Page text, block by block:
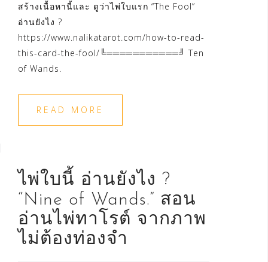
สร้างเนื้อหานี้และ ดูว่าไพ่ใบแรก “The Fool”
อ่านยังไง ?
https://www.nalikatarot.com/how-to-read-
this-card-the-fool/╚═══════════╝ Ten
of Wands.
READ MORE
ไพ่ใบนี้ อ่านยังไง ?
“Nine of Wands.” สอน
อ่านไพ่ทาโรต์ จากภาพ
ไม่ต้องท่องจำ